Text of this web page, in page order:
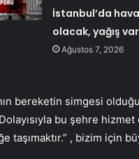
İstanbul’da
olacak, yağış var
Ağustos 7, 2026
bereketin simgesi
bu şehre
taşımaktır.” , bizim için